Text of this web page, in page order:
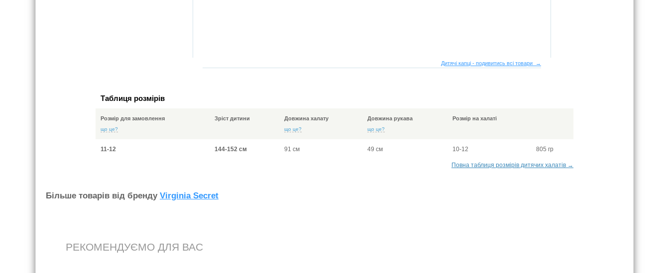
Дитячі капці - подивитись всі товари →
Таблиця розмірів
Розмір для замовлення
що це?
Зріст дитини Довжина халату
що це?
Довжина рукава
що це?
Розмір на халаті
11-12 144-152 см 91 см 49 см 10-12 805 гр
Повна таблиця розмірів дитячих халатів →
Бiльше товарiв вiд бренду Virginia Secret
РЕКОМЕНДУЄМО ДЛЯ ВАС